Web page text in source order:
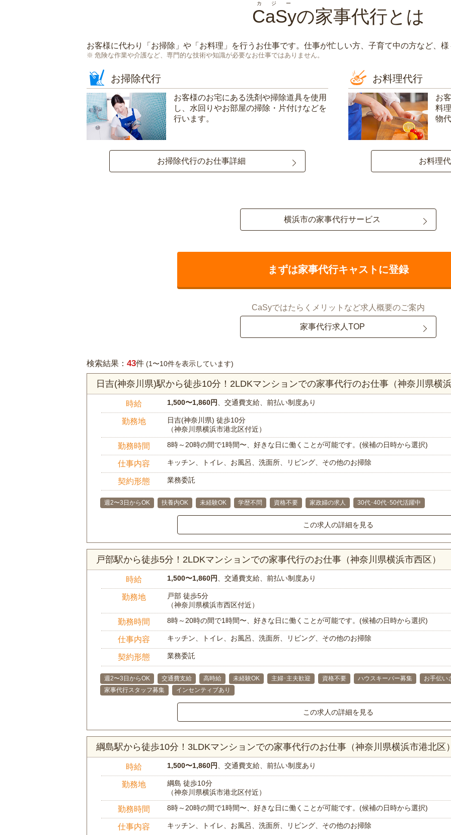
CaSy
カジー
の家事代行とは
お客様に代わり「 お掃除 」や「 お料理 」を行うお仕事です。仕事が忙しい方、子育て中の方など、
危険な作業や介護など、専門的な技術や知識が必要なお仕事ではありません。
お掃除代行
お客様のお宅にある洗剤や掃除道具を使用
し、水回りやお部屋の掃除・片付けなどを
行います。
お掃除代行のお仕事詳細
お料理代行
お
料
物
お料理
横浜市の家事代行サービス
まずは家事代行キャストに登録
CaSyではたらくメリットなど求人概要のご案内
家事代行求人TOP
検索結果： 43件 (1〜10件を表示しています)
日吉(神奈川県)駅から徒歩10分！2LDKマンションでの家事代行のお仕事（神奈川県横浜
時給 1,500〜1,860円 、交通費支給、前払い制度あり
勤務地
日吉(神奈川県) 徒歩10分
（神奈川県横浜市港北区付近）
勤務時間 8時～20時の間で1時間〜、好きな日に働くことが可能です。(候補の日時から選択)
仕事内容 キッチン、トイレ、お風呂、洗面所、リビング、その他のお掃除
契約形態 業務委託
週2〜3日からOK 扶養内OK 未経験OK 学歴不問 資格不要 家政婦の求人 30代･40代･50代活躍中
この求人の詳細を見る
戸部駅から徒歩5分！2LDKマンションでの家事代行のお仕事（神奈川県横浜市西区）
時給 1,500〜1,860円 、交通費支給、前払い制度あり
勤務地
戸部 徒歩5分
（神奈川県横浜市西区付近）
勤務時間 8時～20時の間で1時間〜、好きな日に働くことが可能です。(候補の日時から選択)
仕事内容 キッチン、トイレ、お風呂、洗面所、リビング、その他のお掃除
契約形態 業務委託
週2〜3日からOK 交通費支給 高時給 未経験OK 主婦･主夫歓迎 資格不要 ハウスキーパー募集 お手伝い
家事代行スタッフ募集
インセンティブあり
この求人の詳細を見る
綱島駅から徒歩10分！3LDKマンションでの家事代行のお仕事（神奈川県横浜市港北区）
時給 1,500〜1,860円 、交通費支給、前払い制度あり
勤務地
綱島 徒歩10分
（神奈川県横浜市港北区付近）
勤務時間 8時～20時の間で1時間〜、好きな日に働くことが可能です。(候補の日時から選択)
仕事内容 キッチン、トイレ、お風呂、洗面所、リビング、その他のお掃除